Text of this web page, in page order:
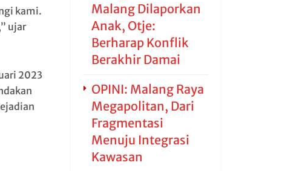
kami.
ujar
2023
Malang Dilaporkan
Anak, Otje:
Berharap Konflik
Berakhir Damai
OPINI: Malang Raya
Megapolitan, Dari
Fragmentasi
Menuju Integrasi
Kawasan